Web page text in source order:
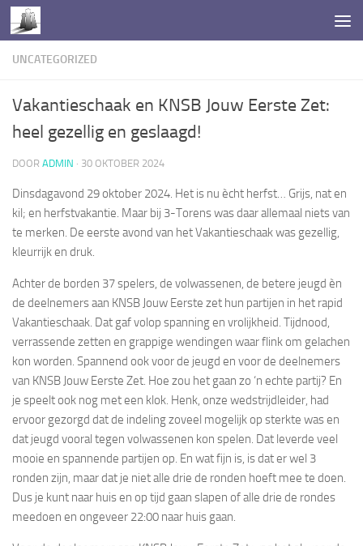
Doorgaan naar inhoud
UNCATEGORIZED
Vakantieschaak en KNSB Jouw Eerste Zet:
heel gezellig en geslaagd!
DOOR ADMIN · 30 OKTOBER 2024
Dinsdagavond 29 oktober 2024. Het is nu ècht herfst… Grijs, nat en
kil; en herfstvakantie. Maar bij 3-Torens was daar allemaal niets van
te merken. De eerste avond van het Vakantieschaak was gezellig,
kleurrijk en druk.
Achter de borden 37 spelers, de volwassenen, de betere jeugd èn
de deelnemers aan KNSB Jouw Eerste zet hun partijen in het rapid
Vakantieschaak. Dat gaf volop spanning en vrolijkheid. Tijdnood,
verrassende zetten en grappige wendingen waar flink om gelachen
kon worden. Spannend ook voor de jeugd en voor de deelnemers
van KNSB Jouw Eerste Zet. Hoe zou het gaan zo ‘n echte partij? En
je speelt ook nog met een klok. Henk, onze wedstrijdleider, had
ervoor gezorgd dat de indeling zoveel mogelijk op sterkte was en
dat jeugd vooral tegen volwassenen kon spelen. Dat leverde veel
mooie en spannende partijen op. En wat fijn is, is dat er wel 3
ronden zijn, maar dat je niet alle drie de ronden hoeft mee te doen.
Dus je kunt naar huis en op tijd gaan slapen of alle drie de rondes
meedoen en ongeveer 22:00 naar huis gaan.